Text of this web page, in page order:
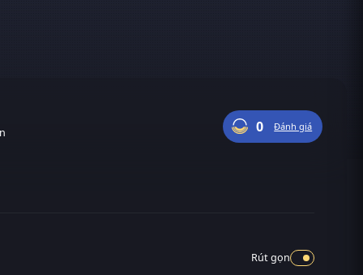
0 Đánh giá
Rút gọn